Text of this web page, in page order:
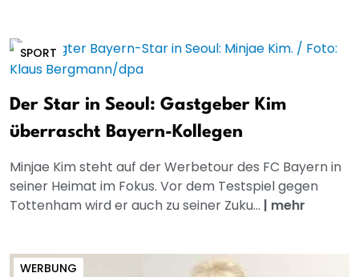
SPORT
Der Star in Seoul: Gastgeber Kim
überrascht Bayern-Kollegen
Minjae Kim steht auf der Werbetour des FC Bayern in
seiner Heimat im Fokus. Vor dem Testspiel gegen
Tottenham wird er auch zu seiner Zuku... | mehr
WERBUNG